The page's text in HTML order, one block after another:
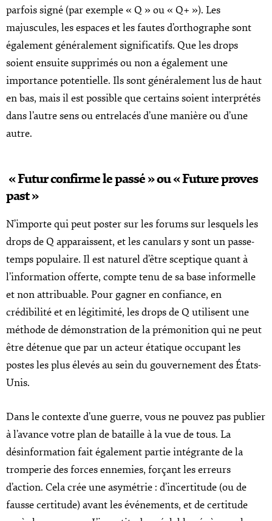
parfois signé (par exemple « Q » ou « Q+ »). Les
majuscules, les espaces et les fautes d’orthographe sont
également généralement significatifs. Que les drops
soient ensuite supprimés ou non a également une
importance potentielle. Ils sont généralement lus de haut
en bas, mais il est possible que certains soient interprétés
dans l’autre sens ou entrelacés d’une manière ou d’une
autre.
« Futur confirme le passé » ou « Future proves
past »
N’importe qui peut poster sur les forums sur lesquels les
drops de Q apparaissent, et les canulars y sont un passe-
temps populaire. Il est naturel d’être sceptique quant à
l’information offerte, compte tenu de sa base informelle
et non attribuable. Pour gagner en confiance, en
crédibilité et en légitimité, les drops de Q utilisent une
méthode de démonstration de la prémonition qui ne peut
être détenue que par un acteur étatique occupant les
postes les plus élevés au sein du gouvernement des États-
Unis.
Dans le contexte d’une guerre, vous ne pouvez pas publier
à l’avance votre plan de bataille à la vue de tous. La
désinformation fait également partie intégrante de la
tromperie des forces ennemies, forçant les erreurs
d’action. Cela crée une asymétrie : d’incertitude (ou de
fausse certitude) avant les événements, et de certitude